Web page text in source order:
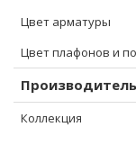
Цвет арматуры
Цвет плафонов и
Производитель
Коллекция